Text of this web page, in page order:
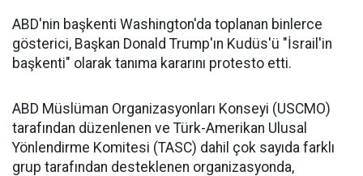
ABD'nin başkenti Washington'da toplanan binlerce
gösterici, Başkan Donald Trump'ın Kudüs'ü "İsrail'in
başkenti" olarak tanıma kararını protesto etti.
ABD Müslüman Organizasyonları Konseyi (USCMO)
tarafından düzenlenen ve Türk-Amerikan Ulusal
Yönlendirme Komitesi (TASC) dahil çok sayıda farklı
grup tarafından desteklenen organizasyonda,